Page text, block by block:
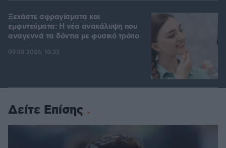
Ξεχάστε σφραγίσματα και
εμφυτεύματα: Η νέα ανακάλυψη που
αναγεννά τα δόντια με φυσικό τρόπο
09.08.2026, 10:32
Δείτε Επίσης